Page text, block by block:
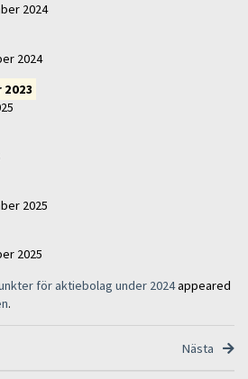
2024
2024
2025
2025
för aktiebolag under 2024appeared
.
Nästa